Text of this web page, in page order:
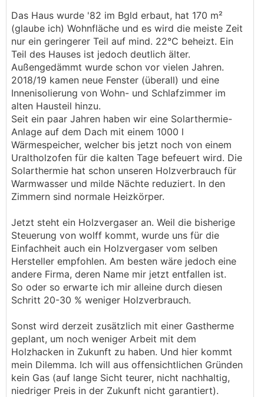
Das Haus wurde '82 im Bgld erbaut, hat 170 m²
(glaube ich) Wohnfläche und es wird die meiste Zeit
nur ein geringerer Teil auf mind. 22°C beheizt. Ein
Teil des Hauses ist jedoch deutlich älter.
Außengedämmt wurde schon vor vielen Jahren.
2018/19 kamen neue Fenster (überall) und eine
Innenisolierung von Wohn- und Schlafzimmer im
alten Hausteil hinzu.
Seit ein paar Jahren haben wir eine Solarthermie-
Anlage auf dem Dach mit einem 1000 l
Wärmespeicher, welcher bis jetzt noch von einem
Uraltholzofen für die kalten Tage befeuert wird. Die
Solarthermie hat schon unseren Holzverbrauch für
Warmwasser und milde Nächte reduziert. In den
Zimmern sind normale Heizkörper.
Jetzt steht ein Holzvergaser an. Weil die bisherige
Steuerung von wolff kommt, wurde uns für die
Einfachheit auch ein Holzvergaser vom selben
Hersteller empfohlen. Am besten wäre jedoch eine
andere Firma, deren Name mir jetzt entfallen ist.
So oder so erwarte ich mir alleine durch diesen
Schritt 20-30 % weniger Holzverbrauch.
Sonst wird derzeit zusätzlich mit einer Gastherme
geplant, um noch weniger Arbeit mit dem
Holzhacken in Zukunft zu haben. Und hier kommt
mein Dilemma. Ich will aus offensichtlichen Gründen
kein Gas (auf lange Sicht teurer, nicht nachhaltig,
niedriger Preis in der Zukunft nicht garantiert).